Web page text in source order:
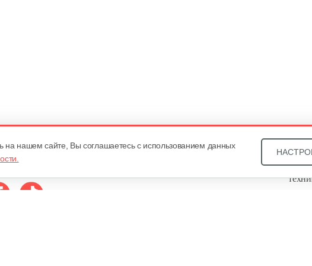
на нашем сайте, Вы соглашаетесь с использованием данных